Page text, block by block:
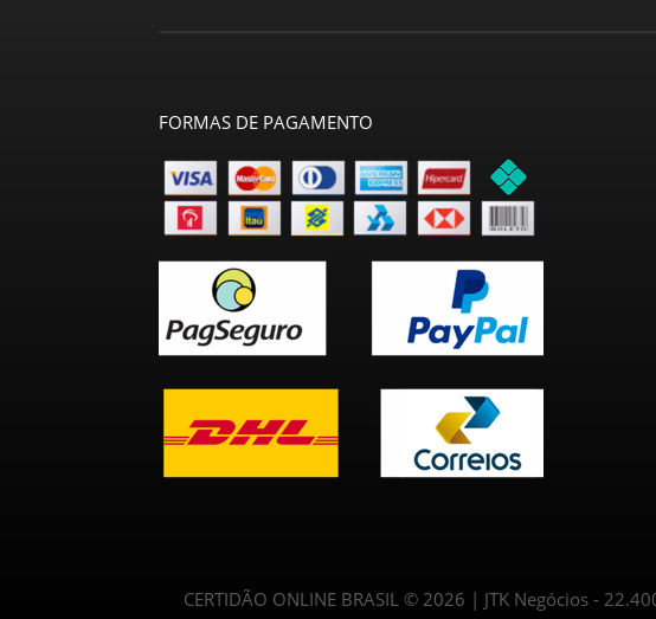
FORMAS DE PAGAMENTO
CERTIDÃO ONLINE BRASIL © 2026 | JTK Negócios -